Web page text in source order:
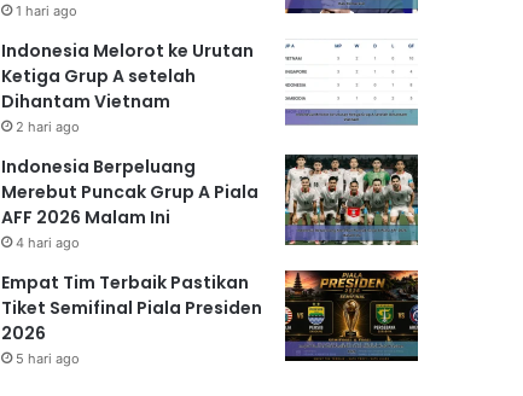
1 hari ago
Indonesia Melorot ke Urutan
Ketiga Grup A setelah
Dihantam Vietnam
2 hari ago
Indonesia Berpeluang
Merebut Puncak Grup A Piala
AFF 2026 Malam Ini
4 hari ago
Empat Tim Terbaik Pastikan
Tiket Semifinal Piala Presiden
2026
5 hari ago